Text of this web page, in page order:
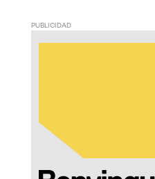
PUBLICIDAD